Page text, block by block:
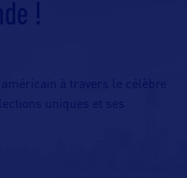
américain à travers le célèbre
uniques et ses